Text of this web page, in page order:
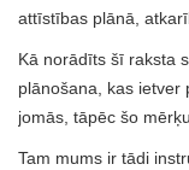
attīstības plānā,
Kā norādīts šī raksta
plānošana, kas ietver
jomās, tāpēc šo
Tam mums ir tādi